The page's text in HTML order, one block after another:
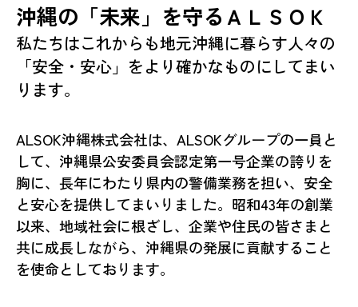
沖縄の「未来」を守るＡＬＳＯＫ
私たちはこれからも地元沖縄に暮らす人々の
「安全・安心」をより確かなものにしてまい
ります。
ALSOK沖縄株式会社は、ALSOKグループの一員と
して、沖縄県公安委員会認定第一号企業の誇りを
胸に、長年にわたり県内の警備業務を担い、安全
と安心を提供してまいりました。昭和43年の創業
以来、地域社会に根ざし、企業や住民の皆さまと
共に成長しながら、沖縄県の発展に貢献すること
を使命としております。